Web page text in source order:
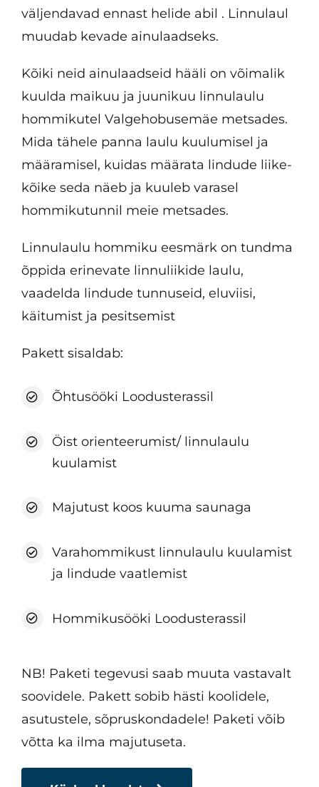
väljendavad ennast helide abil . Linnulaul
muudab kevade ainulaadseks.
Kõiki neid ainulaadseid hääli on võimalik
kuulda maikuu ja juunikuu linnulaulu
hommikutel Valgehobusemäe metsades.
Mida tähele panna laulu kuulumisel ja
määramisel, kuidas määrata lindude liike-
kõike seda näeb ja kuuleb varasel
hommikutunnil meie metsades.
Linnulaulu hommiku eesmärk on tundma
õppida erinevate linnuliikide laulu,
vaadelda lindude tunnuseid, eluviisi,
käitumist ja pesitsemist
Pakett sisaldab:
Õhtusööki Loodusterassil
Öist orienteerumist/ linnulaulu
kuulamist
Majutust koos kuuma saunaga
Varahommikust linnulaulu kuulamist
ja lindude vaatlemist
Hommikusööki Loodusterassil
NB! Paketi tegevusi saab muuta vastavalt
soovidele. Pakett sobib hästi koolidele,
asutustele, sõpruskondadele! Paketi võib
võtta ka ilma majutuseta.